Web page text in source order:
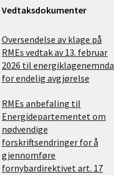
Vedtaksdokumenter
Oversendelse av klage på
RMEs vedtak av 13. februar
2026 til energiklagenemnda
for endelig avgjørelse
RMEs anbefaling til
Energidepartementet om
nødvendige
forskriftsendringer for å
gjennomføre
fornybardirektivet art. 17